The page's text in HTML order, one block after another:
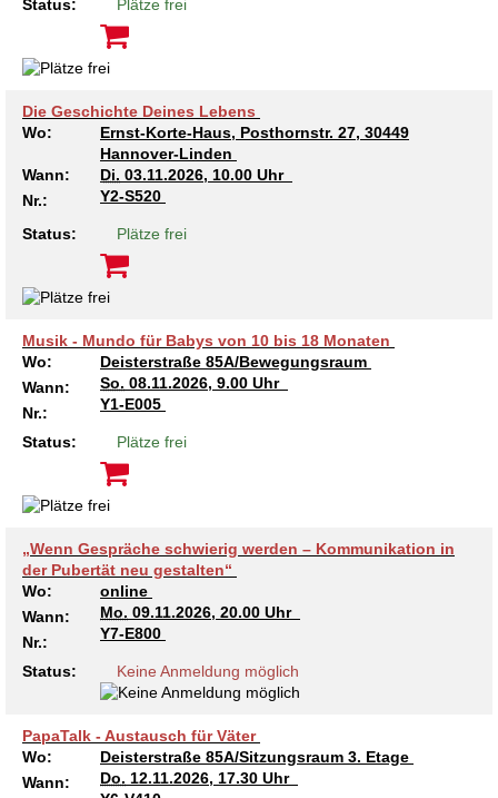
Kindertagesstätte Klaus-Müller-Kilian-Weg /
“Mäuseburg” / Familienzentrum
Kindertagesstätte König-Ludwig-Straße
Kindertagesstätte Langes Feld “Deisterspatzen”
Familienzentrum
Kindertagesstätte Petermannstraße /
Familienzentrum
Kindertagesstätte Pfarrlandplatz
Kindertagesstätte Rosenbergstraße
Kindertagesstätte Schneiderberg
Kindertagesstätte Sylter Weg
Kindertagesstätte Tresckowstraße
Kindertagesstätte Voltmerstraße
Kindertagesstätte Wiehbergstraße
Kindertagesstätte Ibykusweg / Familienzentrum
Kindertagesstätte Johannes-Lau-Hof
Familienzentrum
Kindertagesstätte Klaus-Müller-Kilian-Weg /
“Mäuseburg” / Familienzentrum
Kindertagesstätte König-Ludwig-Straße
Kindertagesstätte Langes Feld “Deisterspatzen”
Offene Sprach-Sprechstunde
Kindertagesstätte Moorlilienweg /
Kindertagesstätte Mühenkamp / Familienzentrum
Kindertagesstätte Petermannstraße /
Familienzentrum
Kindertagesstätte Pfarrlandplatz
Hör- und Sprachheilkindergarten Ratswiese
Status: Plätze frei
Die Geschichte Deines Lebens
Wo:
Ernst-Korte-Haus, Posthornstr. 27, 30449
Hannover-Linden
Wann:
Di. 03.11.2026, 10.00 Uhr
Nr.:
Y2-S520
Status: Plätze frei
Musik - Mundo für Babys von 10 bis 18 Monaten
Wo:
Deisterstraße 85A/Bewegungsraum
Wann:
So. 08.11.2026, 9.00 Uhr
Nr.:
Y1-E005
Status: Plätze frei
„Wenn Gespräche schwierig werden – Kommunikation in
der Pubertät neu gestalten“
Wo:
online
Wann:
Mo. 09.11.2026, 20.00 Uhr
Nr.:
Y7-E800
Status: Keine Anmeldung möglich
PapaTalk - Austausch für Väter
Wo:
Deisterstraße 85A/Sitzungsraum 3. Etage
Wann:
Do. 12.11.2026, 17.30 Uhr